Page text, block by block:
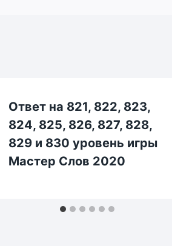
Ответ на 821, 822, 823,
824, 825, 826, 827, 828,
829 и 830 уровень игры
Мастер Слов 2020